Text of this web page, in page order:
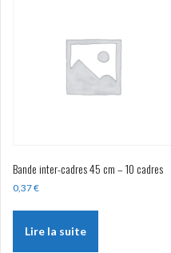
Bande inter-cadres 45 cm – 10 cadres
0,37€
Lire la suite